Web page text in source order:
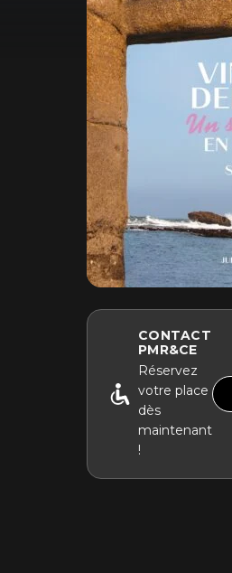
CONTACT
PMR&CE
Réservez
votre place
dès
maintenant
!